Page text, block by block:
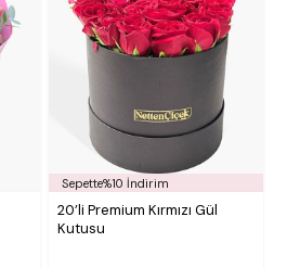
Sepette%10 İndirim
20’li Premium Kırmızı Gül
Kutusu